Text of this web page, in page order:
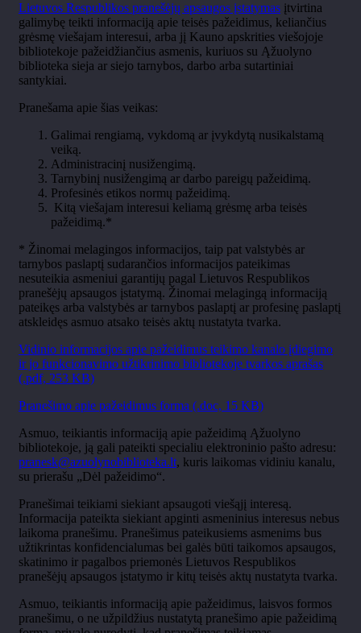
Lietuvos Respublikos pranešėjų apsaugos įstatymas įtvirtina
galimybę teikti informaciją apie teisės pažeidimus, keliančius
grėsmę viešajam interesui, arba jį Kauno apskrities viešojoje
bibliotekoje pažeidžiančius asmenis, kuriuos su Ąžuolyno
biblioteka sieja ar siejo tarnybos, darbo arba sutartiniai
santykiai.
Pranešama apie šias veikas:
Galimai rengiamą, vykdomą ar įvykdytą nusikalstamą
veiką.
Administracinį nusižengimą.
Tarnybinį nusižengimą ar darbo pareigų pažeidimą.
Profesinės etikos normų pažeidimą.
Kitą viešajam interesui keliamą grėsmę arba teisės
pažeidimą.*
* Žinomai melagingos informacijos, taip pat valstybės ar
tarnybos paslaptį sudarančios informacijos pateikimas
nesuteikia asmeniui garantijų pagal Lietuvos Respublikos
pranešėjų apsaugos įstatymą. Žinomai melagingą informaciją
pateikęs arba valstybės ar tarnybos paslaptį ar profesinę paslaptį
atskleidęs asmuo atsako teisės aktų nustatyta tvarka.
Vidinio informacijos apie pažeidimus teikimo kanalo įdiegimo
ir jo funkcionavimo užtikrinimo bibliotekoje tvarkos aprašas
(.pdf, 253 KB)
Pranešimo apie pažeidimus forma (.doc, 15 KB)
Asmuo, teikiantis informaciją apie pažeidimą Ąžuolyno
bibliotekoje, ją gali pateikti specialiu elektroninio pašto adresu:
pranesk@azuolynobiblioteka.lt, kuris laikomas vidiniu kanalu,
su prierašu „Dėl pažeidimo“.
Pranešimai teikiami siekiant apsaugoti viešąjį interesą.
Informacija pateikta siekiant apginti asmeninius interesus nebus
laikoma pranešimu. Pranešimus pateikusiems asmenims bus
užtikrintas konfidencialumas bei galės būti taikomos apsaugos,
skatinimo ir pagalbos priemonės Lietuvos Respublikos
pranešėjų apsaugos įstatymo ir kitų teisės aktų nustatyta tvarka.
Asmuo, teikiantis informaciją apie pažeidimus, laisvos formos
pranešimu, o ne užpildžius nustatytą pranešimo apie pažeidimą